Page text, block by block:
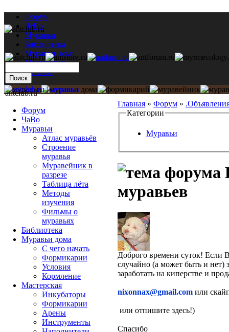
Форум
ЧаВо
Муравьи
Библиотека
Муравьи дома
Мастерская
Каталог
Главная » Форум »
Категории
Муравьи
муравьев
Доброго времени суток! Если
случайно (а может быть и нет)
заработать на киперстве и
nixonnax@gmail.com или
или отпишите здесь!)
Спасибо
antclub.ru
Форум
ЧаВо
Муравьи
Атлас муравьёв
Строение
муравья
Муравейник в
разрезе
Таблица лёта
Методы
изучения
Фильмы о
муравьях
Библиотека
Муравьи дома
С чего начать
Формикарии
Условия
Кормление
Мастерская
Инкубаторы
Формикарии
Арены
Инструменты